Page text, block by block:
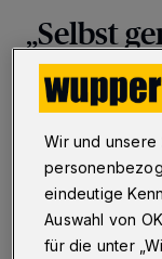
„Selbst
appelliert an die
geordneten
Wir und unsere
eindeutige
Auswahl von
für die unter